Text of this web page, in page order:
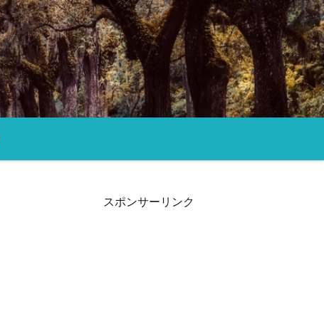
スポンサーリンク